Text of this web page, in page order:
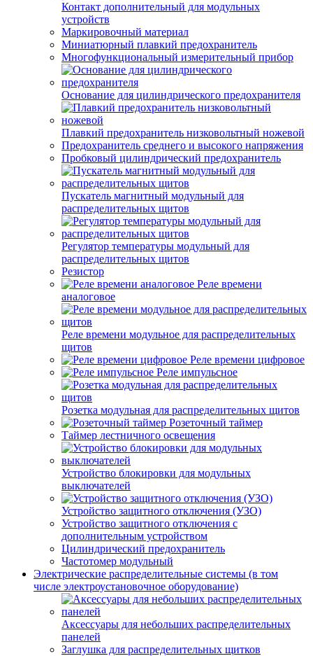
Контакт дополнительный для модульных
устройств
Маркировочный материал
Миниатюрный плавкий предохранитель
Многофункциональный измерительный прибор
Основание для цилиндрического предохранителя
Плавкий предохранитель низковольтный ножевой
Предохранитель среднего и высокого напряжения
Пробковый цилиндрический предохранитель
Пускатель магнитный модульный для
распределительных щитов
Регулятор температуры модульный для
распределительных щитов
Резистор
Реле времени
аналоговое
Реле времени модульное для распределительных
щитов
Реле времени цифровое
Реле импульсное
Розетка модульная для распределительных щитов
Розеточный таймер
Таймер лестничного освещения
Устройство блокировки для модульных
выключателей
Устройство защитного отключения (УЗО)
Устройство защитного отключения с
дополнительным устройством
Цилиндрический предохранитель
Частотомер модульный
Электрические распределительные системы (в том
числе электроустановочное оборудование)
Аксессуары для небольших распределительных
панелей
Заглушка для распределительных щитков